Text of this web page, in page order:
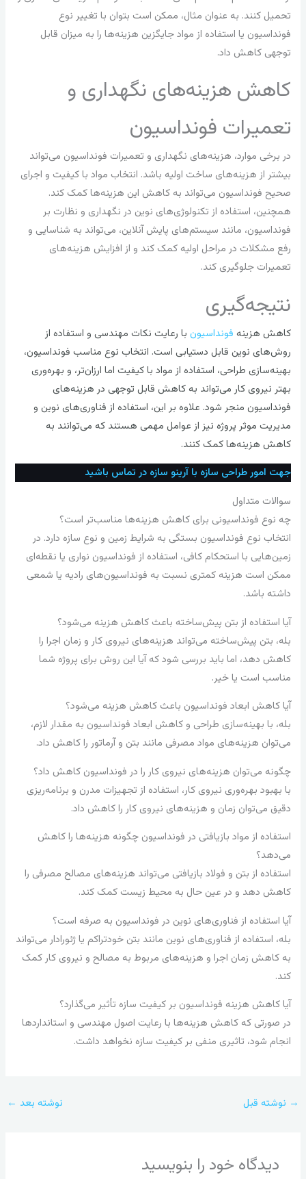
تحمیل کنند. به عنوان مثال، ممکن است بتوان با تغییر نوع
فونداسیون یا استفاده از مواد جایگزین هزینه‌ها را به میزان قابل
توجهی کاهش داد.
کاهش هزینه‌های نگهداری و
تعمیرات فونداسیون
در برخی موارد، هزینه‌های نگهداری و تعمیرات فونداسیون می‌تواند
بیشتر از هزینه‌های ساخت اولیه باشد. انتخاب مواد با کیفیت و اجرای
صحیح فونداسیون می‌تواند به کاهش این هزینه‌ها کمک کند.
همچنین، استفاده از تکنولوژی‌های نوین در نگهداری و نظارت بر
فونداسیون، مانند سیستم‌های پایش آنلاین، می‌تواند به شناسایی و
رفع مشکلات در مراحل اولیه کمک کند و از افزایش هزینه‌های
تعمیرات جلوگیری کند.
نتیجه‌گیری
کاهش هزینه فونداسیون با رعایت نکات مهندسی و استفاده از
روش‌های نوین قابل دستیابی است. انتخاب نوع مناسب فونداسیون،
بهینه‌سازی طراحی، استفاده از مواد با کیفیت اما ارزان‌تر، و بهره‌وری
بهتر نیروی کار می‌تواند به کاهش قابل توجهی در هزینه‌های
فونداسیون منجر شود. علاوه بر این، استفاده از فناوری‌های نوین و
مدیریت موثر پروژه نیز از عوامل مهمی هستند که می‌توانند به
کاهش هزینه‌ها کمک کنند.
جهت امور طراحی سازه با آرینو سازه در تماس باشید
سوالات متداول
چه نوع فونداسیونی برای کاهش هزینه‌ها مناسب‌تر است؟
انتخاب نوع فونداسیون بستگی به شرایط زمین و نوع سازه دارد. در
زمین‌هایی با استحکام کافی، استفاده از فونداسیون نواری یا نقطه‌ای
ممکن است هزینه کمتری نسبت به فونداسیون‌های رادیه یا شمعی
داشته باشد.
آیا استفاده از بتن پیش‌ساخته باعث کاهش هزینه می‌شود؟
بله، بتن پیش‌ساخته می‌تواند هزینه‌های نیروی کار و زمان اجرا را
کاهش دهد، اما باید بررسی شود که آیا این روش برای پروژه شما
مناسب است یا خیر.
آیا کاهش ابعاد فونداسیون باعث کاهش هزینه می‌شود؟
بله، با بهینه‌سازی طراحی و کاهش ابعاد فونداسیون به مقدار لازم،
می‌توان هزینه‌های مواد مصرفی مانند بتن و آرماتور را کاهش داد.
چگونه می‌توان هزینه‌های نیروی کار را در فونداسیون کاهش داد؟
با بهبود بهره‌وری نیروی کار، استفاده از تجهیزات مدرن و برنامه‌ریزی
دقیق می‌توان زمان و هزینه‌های نیروی کار را کاهش داد.
استفاده از مواد بازیافتی در فونداسیون چگونه هزینه‌ها را کاهش
می‌دهد؟
استفاده از بتن و فولاد بازیافتی می‌تواند هزینه‌های مصالح مصرفی را
کاهش دهد و در عین حال به محیط زیست کمک کند.
آیا استفاده از فناوری‌های نوین در فونداسیون به صرفه است؟
بله، استفاده از فناوری‌های نوین مانند بتن خودتراکم یا ژئورادار می‌تواند
به کاهش زمان اجرا و هزینه‌های مربوط به مصالح و نیروی کار کمک
کند.
آیا کاهش هزینه فونداسیون بر کیفیت سازه تأثیر می‌گذارد؟
در صورتی که کاهش هزینه‌ها با رعایت اصول مهندسی و استانداردها
انجام شود، تاثیری منفی بر کیفیت سازه نخواهد داشت.
→ نوشته قبل نوشته بعد ←
دیدگاه‌ خود را بنویسید